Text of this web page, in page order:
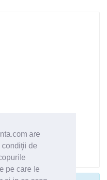
are
de
pe care le